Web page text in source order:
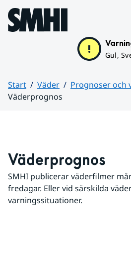
Hoppa till sidans innehåll
Gul,
Start Väder
Prognoser och
Väderprognos
Väderprognos
SMHI publicerar väderfilmer
fredagar. Eller vid särskilda
varningssituationer.